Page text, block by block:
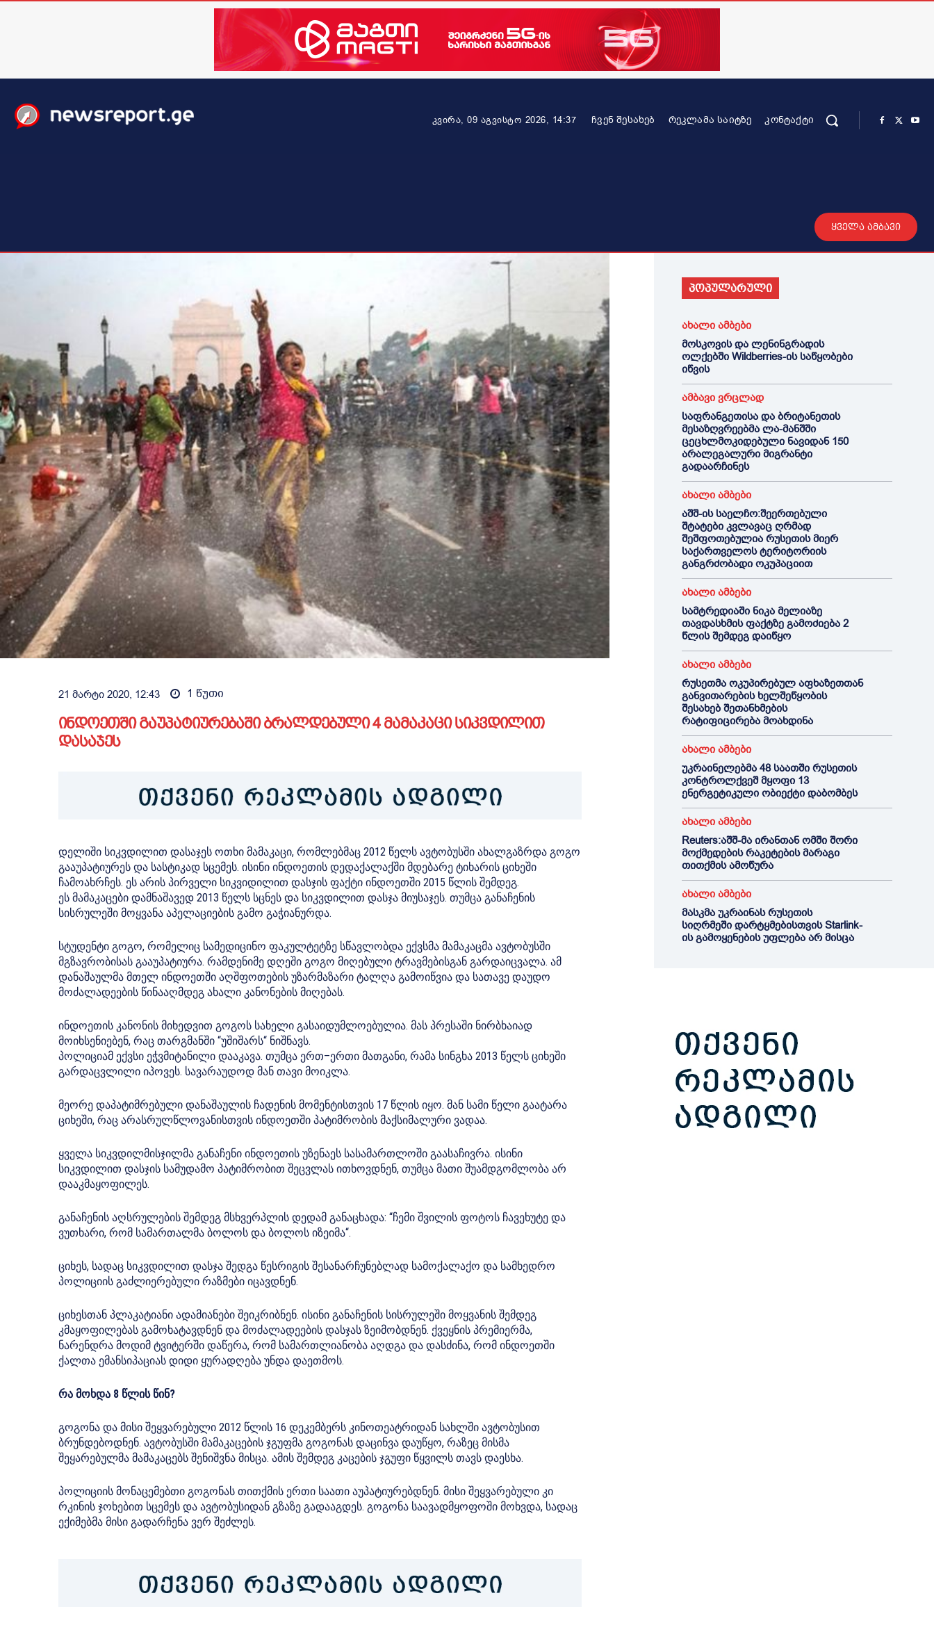
კვირა, 09 აგვისტო 2026, 14:37 ᲩᲕᲔᲜ ᲨᲔᲡᲐᲮᲔᲑ ᲠᲔᲙᲚᲐᲛᲐ ᲡᲐᲘᲢᲖᲔ ᲙᲝᲜᲢᲐᲥᲢᲘ
ყველა ამბავი
21 მარტი 2020, 12:43 1 წუთი
ინდოეთში გაუპატიურებაში ბრალდებული 4 მამაკაცი სიკვდილით
დასაჯეს
დელიში სიკვდილით დასაჯეს ოთხი მამაკაცი, რომლებმაც 2012 წელს ავტობუსში ახალგაზრდა გოგო
გააუპატიურეს და სასტიკად სცემეს. ისინი ინდოეთის დედაქალაქში მდებარე ტიხარის ციხეში
ჩამოახრჩეს. ეს არის პირველი სიკვიდილით დასჯის ფაქტი ინდოეთში 2015 წლის შემდეგ.
ეს მამაკაცები დამნაშავედ 2013 წელს სცნეს და სიკვდილით დასჯა მიუსაჯეს. თუმცა განაჩენის
სისრულეში მოყვანა აპელაციების გამო გაჭიანურდა.
სტუდენტი გოგო, რომელიც სამედიცინო ფაკულტეტზე სწავლობდა ექვსმა მამაკაცმა ავტობუსში
მგზავრობისას გააუპატიურა. რამდენიმე დღეში გოგო მიღებული ტრავმებისგან გარდაიცვალა. ამ
დანაშაულმა მთელ ინდოეთში აღშფოთების უზარმაზარი ტალღა გამოიწვია და სათავე დაუდო
მოძალადეების წინააღმდეგ ახალი კანონების მიღებას.
ინდოეთის კანონის მიხედვით გოგოს სახელი გასაიდუმლოებულია. მას პრესაში ნირბხაიად
მოიხსენიებენ, რაც თარგმანში “უშიშარს“ ნიშნავს.
პოლიციამ ექვსი ეჭვმიტანილი დააკავა. თუმცა ერთ–ერთი მათგანი, რამა სინგხა 2013 წელს ციხეში
გარდაცვლილი იპოვეს. სავარაუდოდ მან თავი მოიკლა.
მეორე დაპატიმრებული დანაშაულის ჩადენის მომენტისთვის 17 წლის იყო. მან სამი წელი გაატარა
ციხეში, რაც არასრულწლოვანისთვის ინდოეთში პატიმრობის მაქსიმალური ვადაა.
ყველა სიკვდილმისჯილმა განაჩენი ინდოეთის უზენაეს სასამართლოში გაასაჩივრა. ისინი
სიკვდილით დასჯის სამუდამო პატიმრობით შეცვლას ითხოვდნენ, თუმცა მათი შუამდგომლობა არ
დააკმაყოფილეს.
განაჩენის აღსრულების შემდეგ მსხვერპლის დედამ განაცხადა: “ჩემი შვილის ფოტოს ჩავეხუტე და
ვუთხარი, რომ სამართალმა ბოლოს და ბოლოს იზეიმა“.
ციხეს, სადაც სიკვდილით დასჯა შედგა წესრიგის შესანარჩუნებლად სამოქალაქო და სამხედრო
პოლიციის გაძლიერებული რაზმები იცავდნენ.
ციხესთან პლაკატიანი ადამიანები შეიკრიბნენ. ისინი განაჩენის სისრულეში მოყვანის შემდეგ
კმაყოფილებას გამოხატავდნენ და მოძალადეების დასჯას ზეიმობდნენ. ქვეყნის პრემიერმა,
ნარენდრა მოდიმ ტვიტერში დაწერა, რომ სამართლიანობა აღდგა და დასძინა, რომ ინდოეთში
ქალთა ემანსიპაციას დიდი ყურადღება უნდა დაეთმოს.
რა მოხდა 8 წლის წინ?
გოგონა და მისი შეყვარებული 2012 წლის 16 დეკემბერს კინოთეატრიდან სახლში ავტობუსით
ბრუნდებოდნენ. ავტობუსში მამაკაცების ჯგუფმა გოგონას დაცინვა დაუწყო, რაზეც მისმა
შეყარებულმა მამაკაცებს შენიშვნა მისცა. ამის შემდეგ კაცების ჯგუფი წყვილს თავს დაესხა.
პოლიციის მონაცემებთი გოგონას თითქმის ერთი საათი აუპატიურებდნენ. მისი შეყვარებული კი
რკინის ჯოხებით სცემეს და ავტობუსიდან გზაზე გადააგდეს. გოგონა საავადმყოფოში მოხვდა, სადაც
ექიმებმა მისი გადარჩენა ვერ შეძლეს.
პოპულარული
ახალი ამბები
მოსკოვის და ლენინგრადის
ოლქებში Wildberries-ის საწყობები
იწვის
ამბავი ვრცლად
საფრანგეთისა და ბრიტანეთის
მესაზღვრეებმა ლა-მანშში
ცეცხლმოკიდებული ნავიდან 150
არალეგალური მიგრანტი
გადაარჩინეს
ახალი ამბები
აშშ-ის საელჩო:შეერთებული
შტატები კვლავაც ღრმად
შეშფოთებულია რუსეთის მიერ
საქართველოს ტერიტორიის
განგრძობადი ოკუპაციით
ახალი ამბები
სამტრედიაში ნიკა მელიაზე
თავდასხმის ფაქტზე გამოძიება 2
წლის შემდეგ დაიწყო
ახალი ამბები
რუსეთმა ოკუპირებულ აფხაზეთთან
განვითარების ხელშეწყობის
შესახებ შეთანხმების
რატიფიცირება მოახდინა
ახალი ამბები
უკრაინელებმა 48 საათში რუსეთის
კონტროლქვეშ მყოფი 13
ენერგეტიკული ობიექტი დაბომბეს
ახალი ამბები
Reuters:აშშ-მა ირანთან ომში შორი
მოქმედების რაკეტების მარაგი
თითქმის ამოწურა
ახალი ამბები
მასკმა უკრაინას რუსეთის
სიღრმეში დარტყმებისთვის Starlink-
ის გამოყენების უფლება არ მისცა